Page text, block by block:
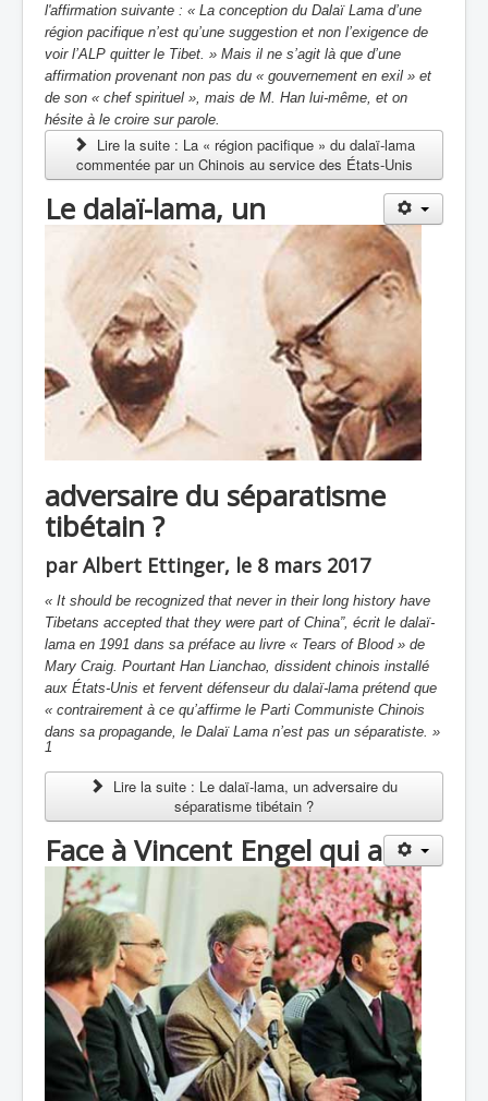
l'affirmation suivante : « La conception du Dalaï Lama d’une
région pacifique n’est qu’une suggestion et non l’exigence de
voir l’ALP quitter le Tibet. » Mais il ne s’agit là que d’une
affirmation provenant non pas du « gouvernement en exil » et
de son « chef spirituel », mais de M. Han lui-même, et on
hésite à le croire sur parole.
Lire la suite : La « région pacifique » du dalaï-lama
commentée par un Chinois au service des États-Unis
Le dalaï-lama, un
adversaire du séparatisme
tibétain ?
par Albert Ettinger, le 8 mars 2017
« It should be recognized that never in their long history have
Tibetans accepted that they were part of China”, écrit le dalaï-
lama en 1991 dans sa préface au livre « Tears of Blood » de
Mary Craig. Pourtant Han Lianchao, dissident chinois installé
aux États-Unis et fervent défenseur du dalaï-lama prétend que
« contrairement à ce qu’affirme le Parti Communiste Chinois
dans sa propagande, le Dalaï Lama n’est pas un séparatiste. »
1
Lire la suite : Le dalaï-lama, un adversaire du
séparatisme tibétain ?
Face à Vincent Engel qui a